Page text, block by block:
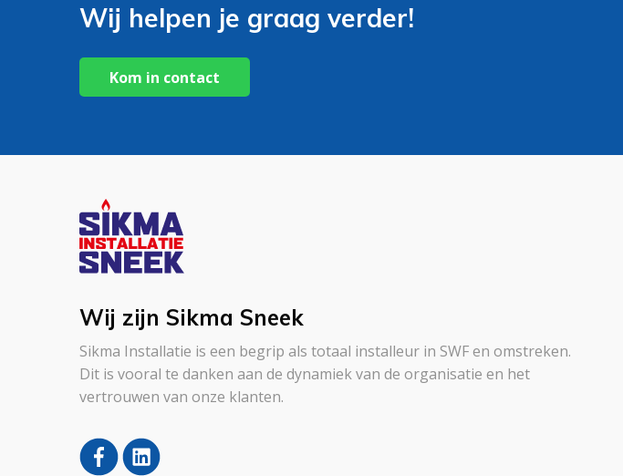
Wij helpen je graag verder!
Kom in contact
Wij zijn Sikma Sneek
Sikma Installatie is een begrip als totaal installeur in SWF en omstreken.
Dit is vooral te danken aan de dynamiek van de organisatie en het
vertrouwen van onze klanten.